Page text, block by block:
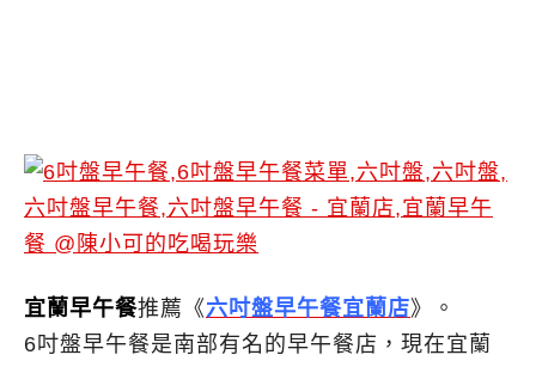
宜蘭早午餐推薦《六吋盤早午餐宜蘭店》。
6吋盤早午餐是南部有名的早午餐店，現在宜蘭